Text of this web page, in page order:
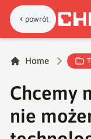
powrót
Home
Chcemy
nie